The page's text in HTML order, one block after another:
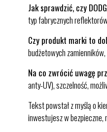
Jak sprawdzić, czy
typ fabrycznych
Czy produkt marki to
budżetowych
Na co zwrócić uwagę
anty-UV), szczelność,
Tekst powstał z myślą o
inwestujesz w bezpieczne,